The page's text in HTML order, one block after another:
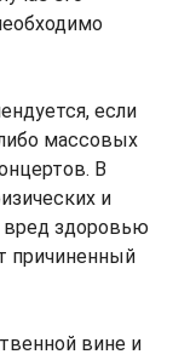
если
массовых
В
и
вред здоровью
причиненный
вине и